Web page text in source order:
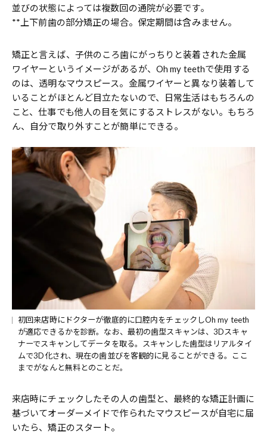
並びの状態によっては複数回の通院が必要です。
**上下前歯の部分矯正の場合。保定期間は含みません。
矯正と言えば、子供のころ歯にがっちりと装着された金属
ワイヤーというイメージがあるが、Oh my teethで使用する
のは、透明なマウスピース。金属ワイヤーと異なり装着して
いることがほとんど目立たないので、日常生活はもちろんの
こと、仕事でも他人の目を気にするストレスがない。もちろ
ん、自分で取り外すことが簡単にできる。
初回来店時にドクターが徹底的に口腔内をチェックしOh my teeth
が適応できるかを診断。なお、最初の歯型スキャンは、3Dスキャ
ナーでスキャンしてデータを取る。スキャンした歯型はリアルタイ
ムで3D化され、現在の歯並びを客観的に見ることができる。ここ
までがなんと無料とのことだ。
来店時にチェックしたその人の歯型と、最終的な矯正計画に
基づいてオーダーメイドで作られたマウスピースが自宅に届
いたら、矯正のスタート。